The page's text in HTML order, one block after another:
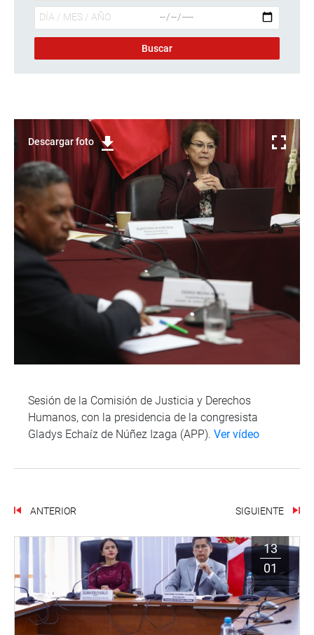
Descargar foto
Sesión de la Comisión de Justicia y Derechos
Humanos, con la presidencia de la congresista
Gladys Echaíz de Núñez Izaga (APP). Ver vídeo
ANTERIOR SIGUIENTE
13
01